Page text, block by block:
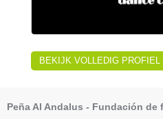
BEKIJK VOLLEDIG PROFIEL
Peña Al Andalus - Fundación de